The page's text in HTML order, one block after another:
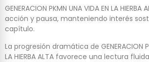
GENERACION PKMN UNA VIDA EN LA HIERBA
acción y pausa, manteniendo interés
capítulo.
La progresión dramática de GENERACION
LA HIERBA ALTA favorece una lectura